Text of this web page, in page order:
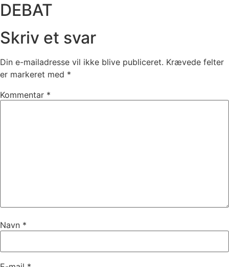
DEBAT
Skriv et svar
Din e-mailadresse vil ikke blive publiceret. Krævede felter
er markeret med *
Kommentar *
Navn *